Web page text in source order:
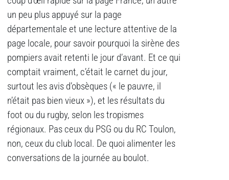
un peu plus appuyé sur la page
départementale et une lecture attentive de la
page locale, pour savoir pourquoi la sirène des
pompiers avait retenti le jour d’avant. Et ce qui
comptait vraiment, c’était le carnet du jour,
surtout les avis d’obsèques (« le pauvre, il
n’était pas bien vieux »), et les résultats du
foot ou du rugby, selon les tropismes
régionaux. Pas ceux du PSG ou du RC Toulon,
non, ceux du club local. De quoi alimenter les
conversations de la journée au boulot.